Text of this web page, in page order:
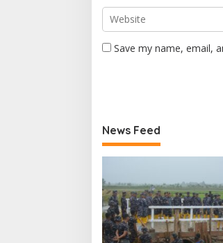
Save my name, email,
News Feed